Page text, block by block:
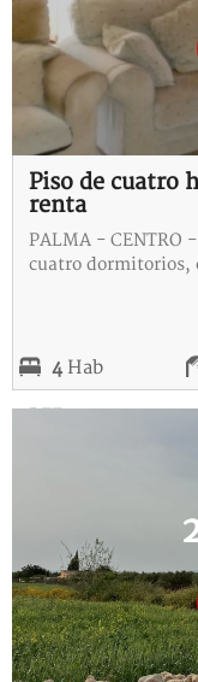
Piso de cuatro
renta
PALMA - CENTRO
cuatro dormitorios,
4 Hab